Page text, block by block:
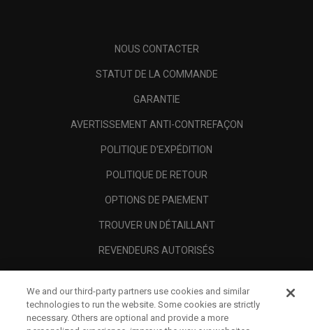
NOUS CONTACTER
STATUT DE LA COMMANDE
GARANTIE
AVERTISSEMENT ANTI-CONTREFAÇON
POLITIQUE D'EXPÉDITION
POLITIQUE DE RETOUR
OPTIONS DE PAIEMENT
TROUVER UN DÉTAILLANT
REVENDEURS AUTORISÉS
A PROPOS
MENTIONS LÉGALES
We and our third-party partners use cookies and similar
technologies to run the website. Some cookies are strictly
necessary. Others are optional and provide a more